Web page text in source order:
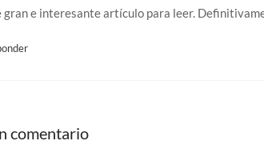
gran e interesante artículo para leer.
comentario